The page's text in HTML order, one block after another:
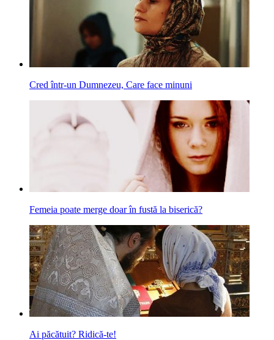
Cred într-un Dumnezeu, Care face minuni
Femeia poate merge doar în fustă la biserică?
Ai păcătuit? Ridică-te!